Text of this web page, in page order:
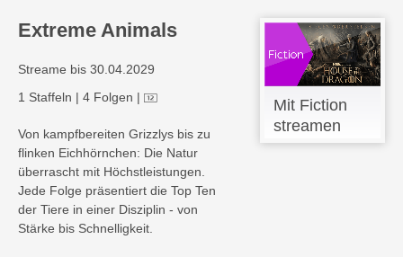
Extreme Animals
Streame bis 30.04.2029
1 Staffeln | 4 Folgen |
Von kampfbereiten Grizzlys bis zu
flinken Eichhörnchen: Die Natur
überrascht mit Höchstleistungen.
Jede Folge präsentiert die Top Ten
der Tiere in einer Disziplin - von
Stärke bis Schnelligkeit.
Mit Fiction
streamen